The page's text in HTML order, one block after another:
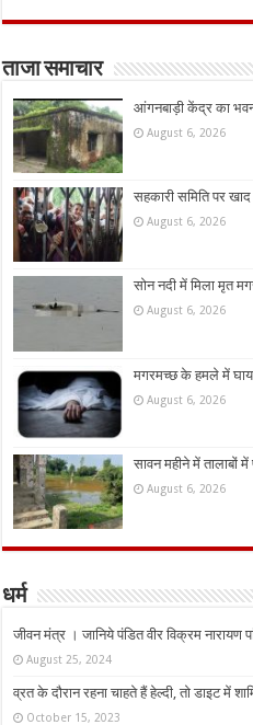
ताजा समाचार
आंगनबाड़ी केंद्र का
August 6, 2026
सहकारी समिति पर
August 6, 2026
सोन नदी में मिला मृत
August 6, 2026
मगरमच्छ के हमले में
August 6, 2026
सावन महीने में तालाबों में
August 6, 2026
धर्म
जीवन मंत्र । जानिये पंडित वीर विक्रम
August 25, 2024
व्रत के दौरान रहना चाहते हैं हेल्दी, तो डाइट में
October 15, 2023